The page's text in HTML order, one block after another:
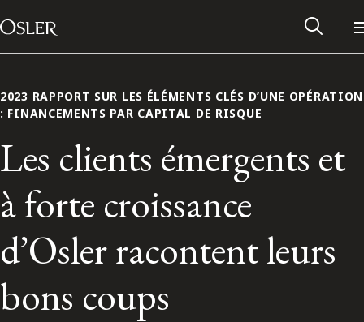
Passer au contenu
Main Navigation
Réseau des anciens d’Osler
2023 RAPPORT SUR LES ÉLÉMENTS CLÉS D’UNE OPÉRATION
: FINANCEMENTS PAR CAPITAL DE RISQUE
Les clients émergents et
à forte croissance
d’Osler racontent leurs
bons coups